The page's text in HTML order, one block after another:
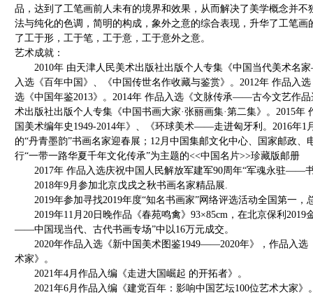
品，达到了工笔画前人未有的境界和效果，从而解决了美学概念并不
法与纯化的色调，简明的构成，象外之意的综合表现，升华了工笔画
了工于形，工于笔，工于意，工于意外之意。
艺术成就：
2010年 由天津人民美术出版社出版个人专集《中国当代美术名
入选《百年中国》、《中国传世名作收藏与鉴赏》。2012年 作品入
选《中国年鉴2013》。2014年 作品入选《文脉传承——古今文艺作品
术出版社出版个人专集《中国书画大家·张丽画集·第二集》。2015年
国美术编年史1949-2014年》、《环球美术——走进匈牙利。2016年1
的“丹青墨韵”书画名家迎春展；12月中国集邮文化中心、国家邮政、
行“一带一路华夏千年文化传承”为主题的<<中国名片>>珍藏版邮册
2017年 作品入选庆祝中国人民解放军建军90周年“军魂永驻——
2018年9月参加北京戊戌之秋书画名家精品展.
2019年参加寻找2019年度“知名书画家”网络评选活动全国第一，
2019年11月20日晚作品《春苑鸣禽》93×85cm，在北京保利2019
——中国现当代、古代书画专场”中以16万元成交。
2020年作品入选《新中国美术图鉴1949——2020年》，作品入选
术家》。
2021年4月作品入编《走进大国崛起 的开拓者》。
2021年6月作品入编《建党百年：影响中国艺坛100位艺术大家》